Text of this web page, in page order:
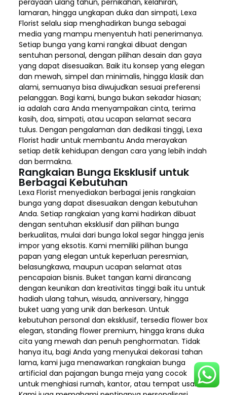
lamaran, hingga ungkapan duka dan simpati, Lexa
Florist selalu siap menghadirkan bunga sebagai
media yang mampu menyentuh hati penerimanya.
Setiap bunga yang kami rangkai dibuat dengan
sentuhan personal, dengan pilihan desain dan gaya
yang dapat disesuaikan. Baik itu konsep yang elegan
dan mewah, simpel dan minimalis, hingga klasik dan
alami, semuanya bisa diwujudkan sesuai preferensi
pelanggan. Bagi kami, bunga bukan sekadar hiasan;
ia adalah cara Anda menyampaikan cinta, terima
kasih, doa, simpati, atau ucapan selamat secara
tulus. Dengan pengalaman dan dedikasi tinggi, Lexa
Florist hadir untuk membantu Anda merayakan
setiap detik kehidupan dengan cara yang lebih indah
dan bermakna.
Rangkaian Bunga Eksklusif untuk
Berbagai Kebutuhan
Lexa Florist menyediakan berbagai jenis rangkaian
bunga yang dapat disesuaikan dengan kebutuhan
Anda. Setiap rangkaian yang kami hadirkan dibuat
dengan sentuhan eksklusif dan pilihan bunga
berkualitas, mulai dari bunga lokal segar hingga jenis
impor yang eksotis. Kami memiliki pilihan bunga
papan yang elegan untuk keperluan peresmian,
belasungkawa, maupun ucapan selamat atas
pencapaian bisnis. Buket tangan kami dirancang
dengan keunikan dan kreativitas tinggi baik itu untuk
hadiah ulang tahun, wisuda, anniversary, hingga
buket uang yang unik dan berkesan. Untuk
kebutuhan personal dan eksklusif, tersedia flower box
elegan, standing flower premium, hingga krans duka
cita yang mewah dan penuh penghormatan. Tidak
hanya itu, bagi Anda yang menyukai dekorasi tahan
lama, kami juga menawarkan rangkaian bunga
artificial dan pajangan bunga meja yang cocok
untuk menghiasi rumah, kantor, atau tempat usaha.